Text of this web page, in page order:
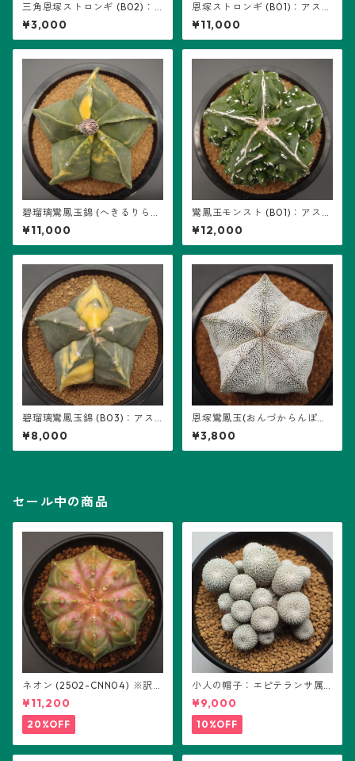
三角恩塚ストロンギ (B02)：
アストロフィツム属 ※実生
¥3,000
恩塚ストロンギ (B01)：アスト
ロフィツム属 ※実生
¥11,000
碧瑠璃鸞鳳玉錦 (へきるりらん
ぽうぎょくにしき) (B04)：ア
ストロフィツム属 ※実生
¥11,000
鸞鳳玉モンスト (B01)：アスト
ロフィツム属 ※実生
¥12,000
碧瑠璃鸞鳳玉錦 (B03)：アス
トロフィツム属 ※実生
¥8,000
恩塚鸞鳳玉(おんづからんぽう
ぎょく)・アストロフィツム属
(B04) ※実生
¥3,800
セール中の商品
ネオン (2502-CNN04) ※訳あ
り：ギムノカリキウム属 ※実
生
¥11,200
20%OFF
小人の帽子：エピテランサ属
(B01)
¥9,000
10%OFF